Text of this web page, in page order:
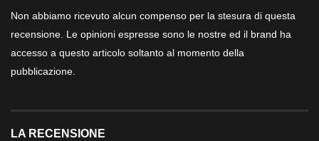
Non abbiamo ricevuto alcun compenso per la stesura di questa
recensione. Le opinioni espresse sono le nostre ed il brand ha
accesso a questo articolo soltanto al momento della
pubblicazione.
LA RECENSIONE